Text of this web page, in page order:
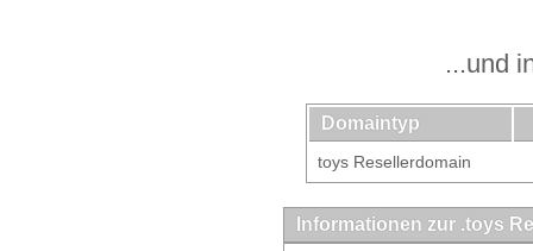
...und
Domaintyp
toys Resellerdomain
Informationen zur .toys